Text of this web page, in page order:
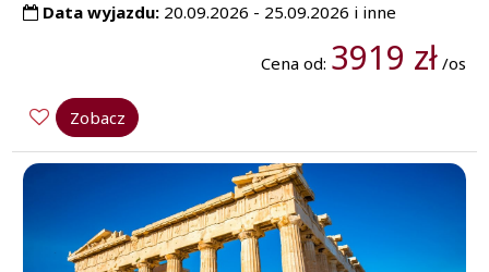
Data wyjazdu: 20.09.2026 - 25.09.2026 i inne
Cena od: 3919 zł/os
Zobacz